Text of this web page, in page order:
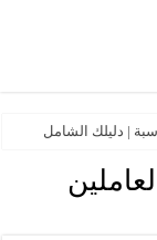
| دليلك الشامل